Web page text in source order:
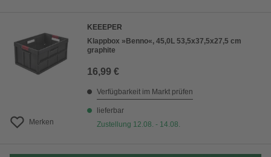
Merken
KEEEPER
Klappbox »Benno«, 45,0L 53,5x37,5x27,5 cm
graphite
16,99 €
Verfügbarkeit im Markt prüfen
lieferbar
Zustellung 12.08. - 14.08.